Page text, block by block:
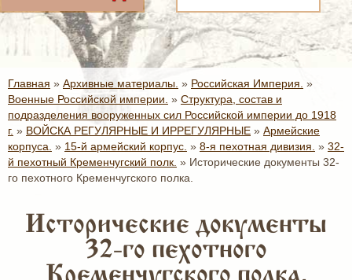
Главная » Архивные материалы. » Российская Империя. »
Военные Российской империи. » Структура, состав и
подразделения вооруженных сил Российской империи до 1918
г. » ВОЙСКА РЕГУЛЯРНЫЕ И ИРРЕГУЛЯРНЫЕ » Армейские
корпуса. » 15-й армейский корпус. » 8-я пехотная дивизия. » 32-
й пехотный Кременчугский полк. » Исторические документы 32-
го пехотного Кременчугского полка.
Исторические документы
32-го пехотного